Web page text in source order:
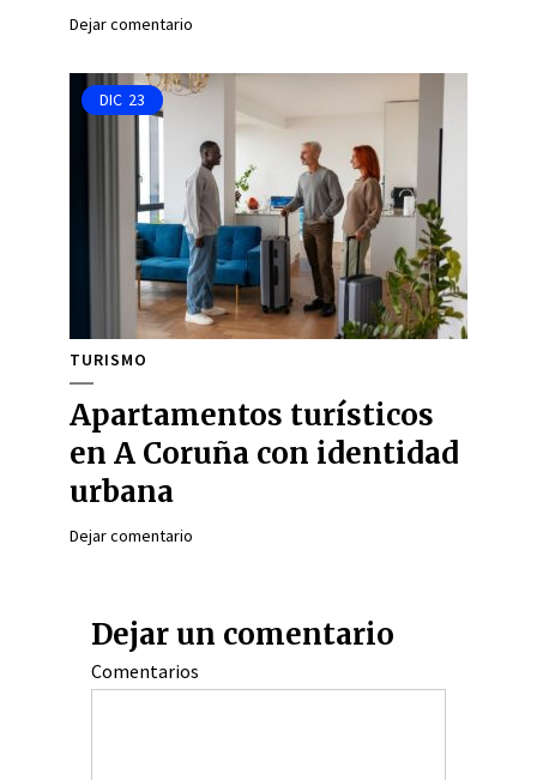
Dejar comentario
DIC 23
TURISMO
Apartamentos turísticos
en A Coruña con identidad
urbana
Dejar comentario
Dejar un comentario
Comentarios